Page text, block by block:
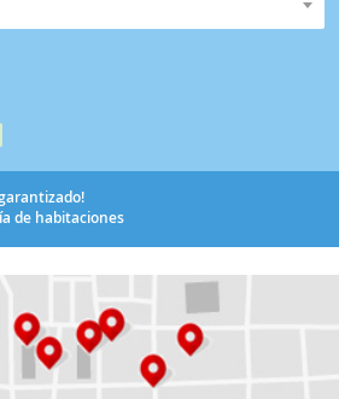
de habitaciones